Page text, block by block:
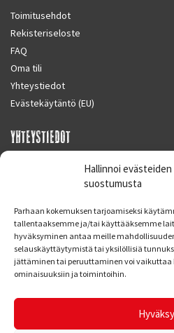
Hallinnoi evästeiden
suostumusta
Parhaan kokemuksen tarjoamiseksi
tallentaaksemme ja/tai käyttääksemme
hyväksyminen antaa meille
selauskäyttäytymistä tai yksilöllisiä
jättäminen tai peruuttaminen voi
ominaisuuksiin ja toimintoihin.
Hyväksy
Toimitusehdot
Rekisteriseloste
FAQ
Oma tili
Yhteystiedot
Evästekäytäntö (EU)
YHTEYSTIEDOT
SUPERMOTO CENTER
Finland
Puh. 09 221 7088
info at supermotocenter.fi
Maanantai - Tiistai 09.00 - 17.00